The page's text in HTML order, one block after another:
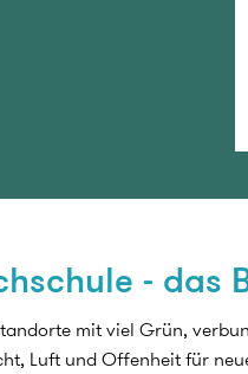
- das
mit viel Grün,
Luft und Offenheit für